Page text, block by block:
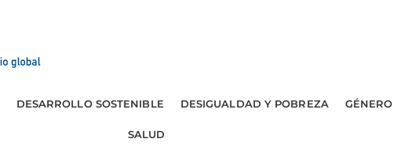
DESARROLLO SOSTENIBLE DESIGUALDAD Y POBREZA GÉNERO
SALUD